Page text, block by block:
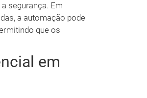
segurança. Em
a automação pode
que os
em